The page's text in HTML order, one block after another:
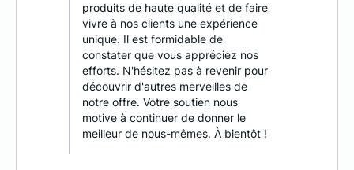
produits de haute qualité et de faire
vivre à nos clients une expérience
unique. Il est formidable de
constater que vous appréciez nos
efforts. N'hésitez pas à revenir pour
découvrir d'autres merveilles de
notre offre. Votre soutien nous
motive à continuer de donner le
meilleur de nous-mêmes. À bientôt !